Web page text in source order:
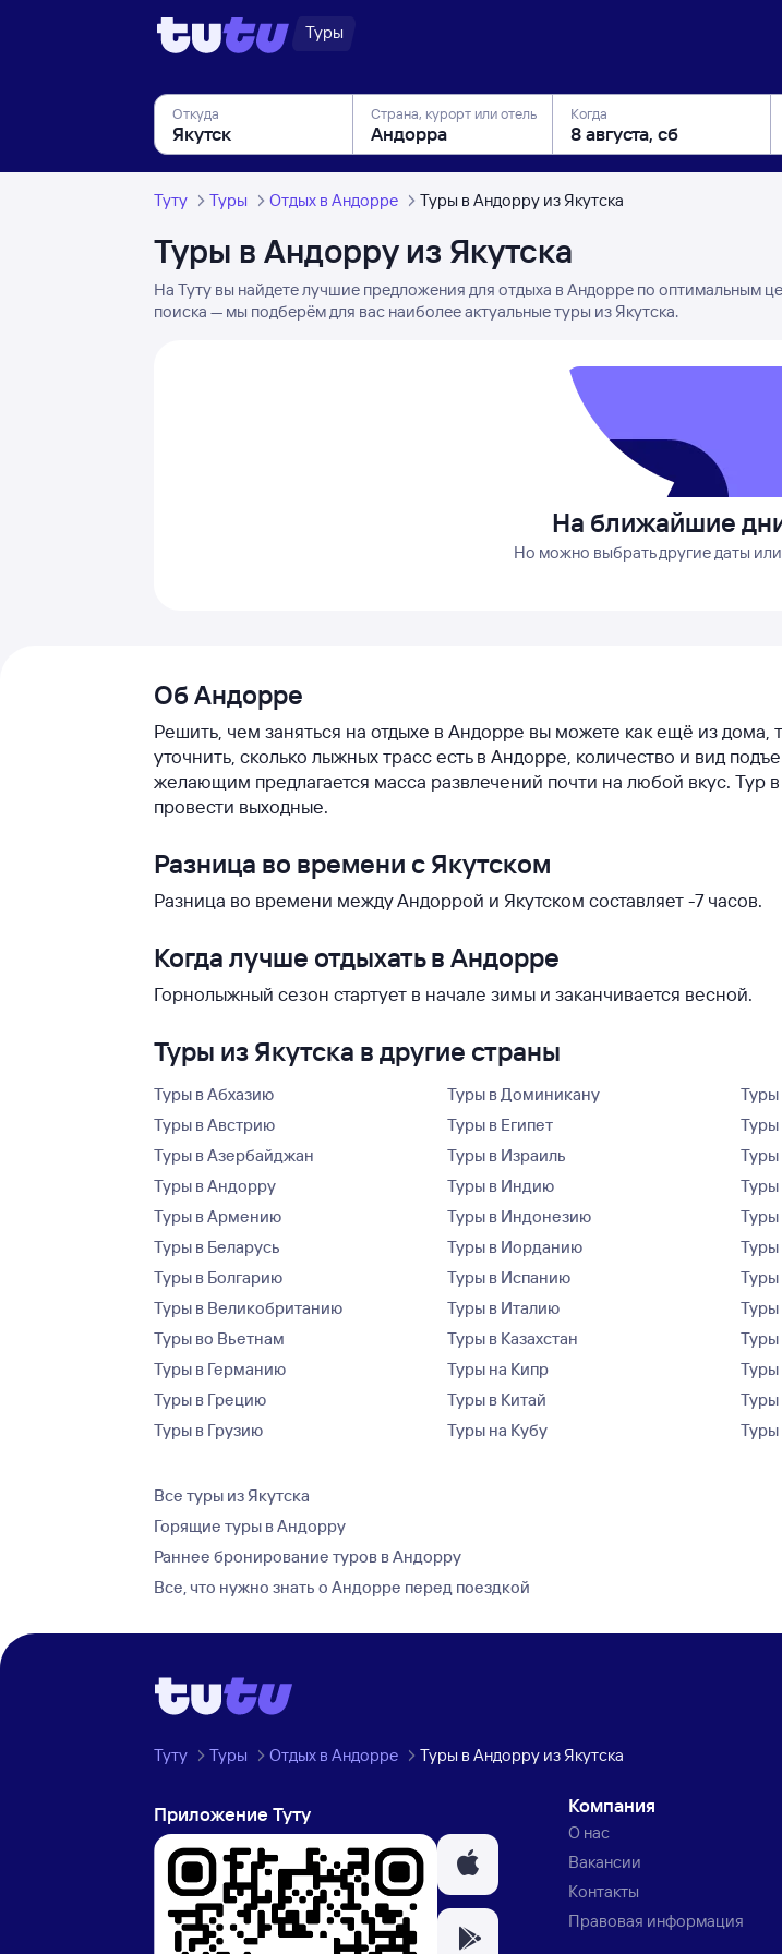
Туры
Откуда Страна, курорт или отель Когда
Туту Туры Отдых в Андорре Туры в Андорру из Якутска
Туры в Андорру из Якутска
На Туту вы найдете лучшие предложения для отдыха в Андорре по оптимальным
поиска — мы подберём для вас наиболее актуальные туры из Якутска.
На ближайшие
Но можно выбрать другие даты
Об Андорре
Решить, чем заняться на отдыхе в Андорре вы можете как ещё из дома,
уточнить, сколько лыжных трасс есть в Андорре, количество и вид
желающим предлагается масса развлечений почти на любой вкус. Тур
провести выходные.
Разница во времени с Якутском
Разница во времени между Андоррой и Якутском составляет -7 часов.
Когда лучше отдыхать в Андорре
Горнолыжный сезон стартует в начале зимы и заканчивается весной.
Туры из Якутска в другие страны
Туры в Абхазию
Туры в Австрию
Туры в Азербайджан
Туры в Андорру
Туры в Армению
Туры в Беларусь
Туры в Болгарию
Туры в Великобританию
Туры во Вьетнам
Туры в Германию
Туры в Грецию
Туры в Грузию
Туры в Доминикану
Туры в Египет
Туры в Израиль
Туры в Индию
Туры в Индонезию
Туры в Иорданию
Туры в Испанию
Туры в Италию
Туры в Казахстан
Туры на Кипр
Туры в Китай
Туры на Кубу
Туры
Туры
Туры
Туры
Туры
Все туры из Якутска
Горящие туры в Андорру
Раннее бронирование туров в Андорру
Все, что нужно знать о Андорре перед поездкой
Туту Туры Отдых в Андорре Туры в Андорру из Якутска
Приложение Туту Компания
О нас
Вакансии
Контакты
Правовая информация